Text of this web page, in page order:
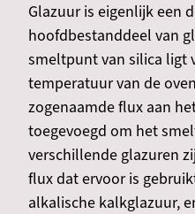
Glazuur is eigenlijk een
hoofdbestanddeel van
smeltpunt van silica ligt
temperatuur van de
zogenaamde flux aan
toegevoegd om het
verschillende glazuren
flux dat ervoor is
alkalische kalkglazuur,